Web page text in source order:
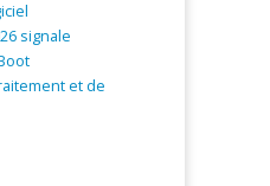
signale
et de